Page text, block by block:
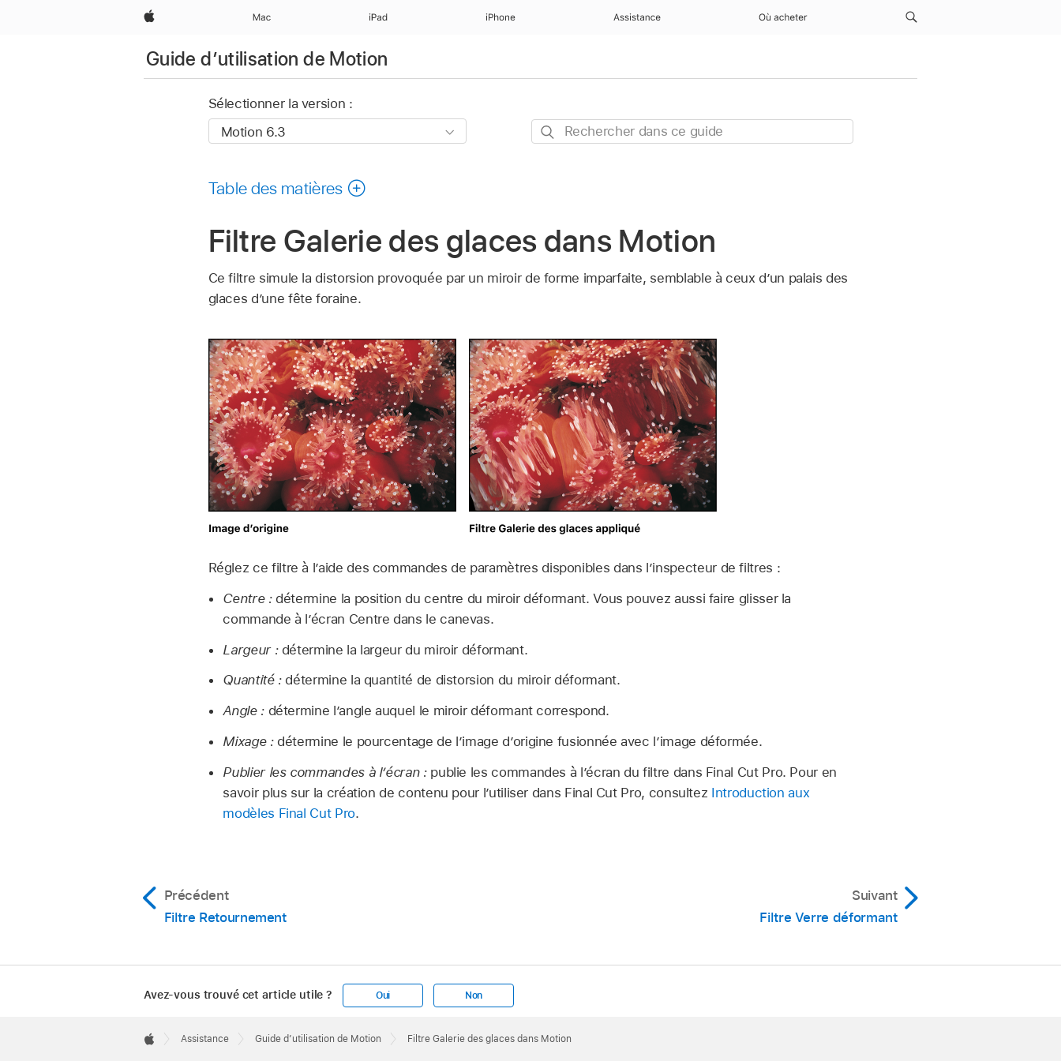
Apple Mac iPad iPhone Assistance Où acheter
Guide d’utilisation de Motion
Sélectionner la version :
Rechercher
Table des matières
Filtre Galerie des glaces dans Motion
Ce filtre simule la distorsion provoquée par un miroir de forme imparfaite, semblable à ceux d’un palais des
glaces d’une fête foraine.
Réglez ce filtre à l’aide des commandes de paramètres disponibles dans l’inspecteur de filtres :
Centre :détermine la position du centre du miroir déformant. Vous pouvez aussi faire glisser la
commande à lʼécran Centre dans le canevas.
Largeur :détermine la largeur du miroir déformant.
Quantité :détermine la quantité de distorsion du miroir déformant.
Angle :détermine l’angle auquel le miroir déformant correspond.
Mixage :détermine le pourcentage de l’image d’origine fusionnée avec l’image déformée.
Publier les commandes à l’écran :publie les commandes à l’écran du filtre dans Final Cut Pro. Pour en
savoir plus sur la création de contenu pour l’utiliser dans Final Cut Pro, consultez Introduction aux
modèles Final Cut Pro.
Précédent
Filtre Retournement
Suivant
Filtre Verre déformant
Avez-vous trouvé cet article utile ? Oui Non
Footer

Assistance Guide d’utilisation de Motion Filtre Galerie des glaces dans Motion